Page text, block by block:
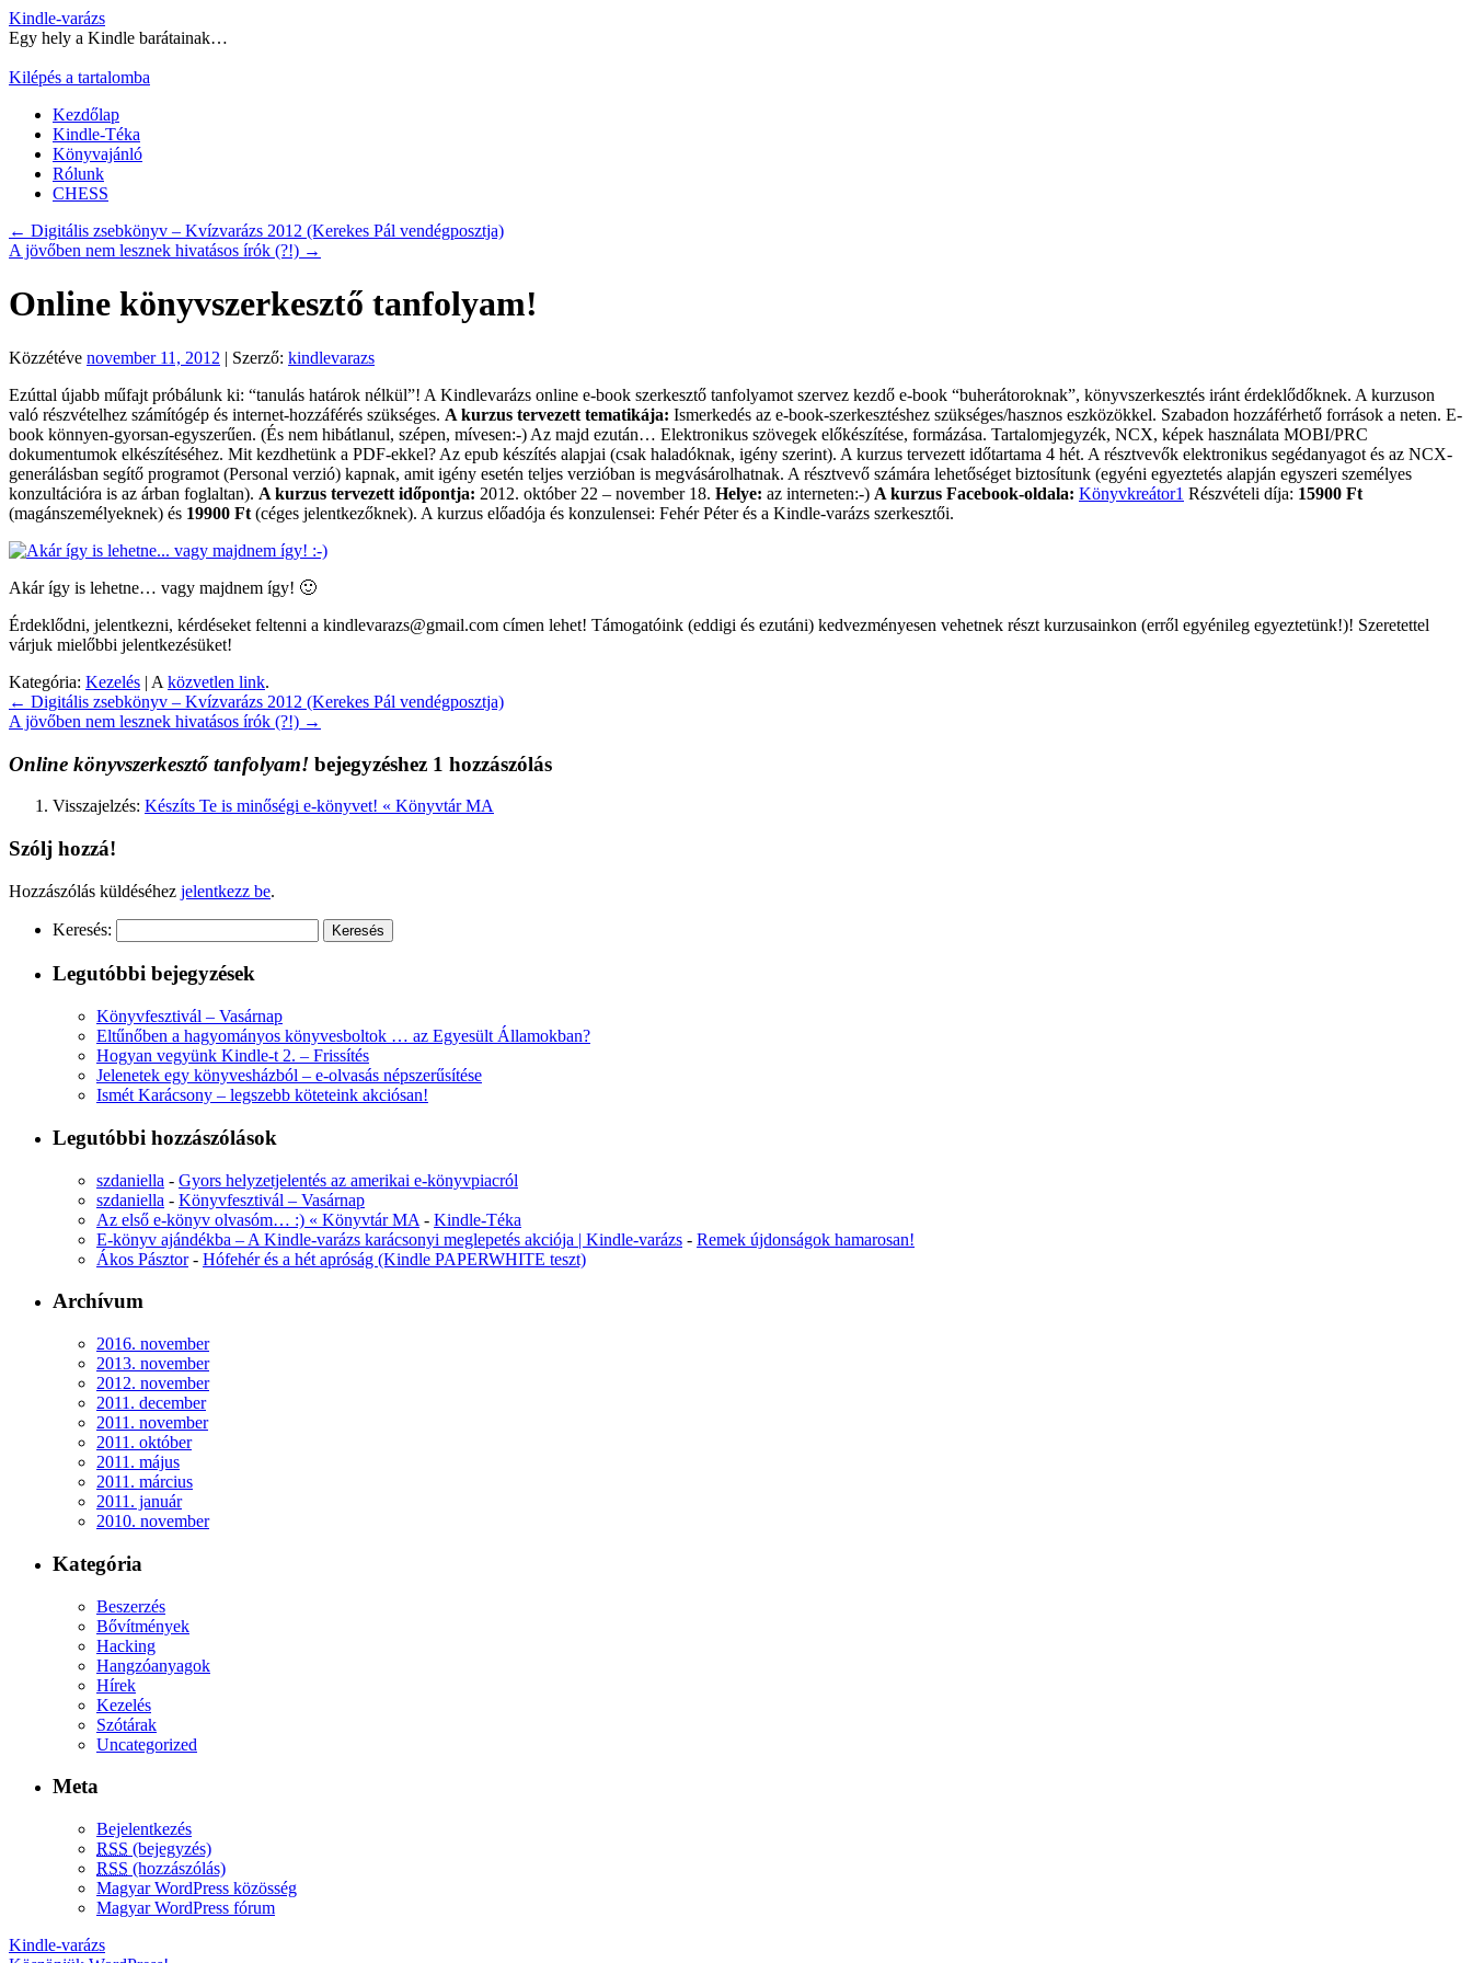
Kindle-varázs
Egy hely a Kindle barátainak…
Kilépés a tartalomba
Kezdőlap
Kindle-Téka
Könyvajánló
Rólunk
CHESS
← Digitális zsebkönyv – Kvízvarázs 2012 (Kerekes Pál vendégposztja)
A jövőben nem lesznek hivatásos írók (?!) →
Online könyvszerkesztő tanfolyam!
Közzétéve november 11, 2012 | Szerző: kindlevarazs
Ezúttal újabb műfajt próbálunk ki: “tanulás határok nélkül”! A Kindlevarázs online e-book szerkesztő tanfolyamot szervez kezdő e-book “buherátoroknak”, könyvszerkesztés iránt érdeklődőknek. A kurzuson
való részvételhez számítógép és internet-hozzáférés szükséges. A kurzus tervezett tematikája: Ismerkedés az e-book-szerkesztéshez szükséges/hasznos eszközökkel. Szabadon hozzáférhető források a neten. E-
book könnyen-gyorsan-egyszerűen. (És nem hibátlanul, szépen, mívesen:-) Az majd ezután… Elektronikus szövegek előkészítése, formázása. Tartalomjegyzék, NCX, képek használata MOBI/PRC
dokumentumok elkészítéséhez. Mit kezdhetünk a PDF-ekkel? Az epub készítés alapjai (csak haladóknak, igény szerint). A kurzus tervezett időtartama 4 hét. A résztvevők elektronikus segédanyagot és az NCX-
generálásban segítő programot (Personal verzió) kapnak, amit igény esetén teljes verzióban is megvásárolhatnak. A résztvevő számára lehetőséget biztosítunk (egyéni egyeztetés alapján egyszeri személyes
konzultációra is az árban foglaltan). A kurzus tervezett időpontja: 2012. október 22 – november 18. Helye: az interneten:-) A kurzus Facebook-oldala: Könyvkreátor1 Részvételi díja: 15900 Ft
(magánszemélyeknek) és 19900 Ft (céges jelentkezőknek). A kurzus előadója és konzulensei: Fehér Péter és a Kindle-varázs szerkesztői.
Akár így is lehetne… vagy majdnem így! 🙂
Érdeklődni, jelentkezni, kérdéseket feltenni a kindlevarazs@gmail.com címen lehet! Támogatóink (eddigi és ezutáni) kedvezményesen vehetnek részt kurzusainkon (erről egyénileg egyeztetünk!)! Szeretettel
várjuk mielőbbi jelentkezésüket!
Kategória: Kezelés | A közvetlen link.
← Digitális zsebkönyv – Kvízvarázs 2012 (Kerekes Pál vendégposztja)
A jövőben nem lesznek hivatásos írók (?!) →
Online könyvszerkesztő tanfolyam! bejegyzéshez 1 hozzászólás
Visszajelzés: Készíts Te is minőségi e-könyvet! « Könyvtár MA
Szólj hozzá!
Hozzászólás küldéséhez jelentkezz be.
Keresés:
Legutóbbi bejegyzések
Könyvfesztivál – Vasárnap
Eltűnőben a hagyományos könyvesboltok … az Egyesült Államokban?
Hogyan vegyünk Kindle-t 2. – Frissítés
Jelenetek egy könyvesházból – e-olvasás népszerűsítése
Ismét Karácsony – legszebb köteteink akciósan!
Legutóbbi hozzászólások
szdaniella - Gyors helyzetjelentés az amerikai e-könyvpiacról
szdaniella - Könyvfesztivál – Vasárnap
Az első e-könyv olvasóm… :) « Könyvtár MA - Kindle-Téka
E-könyv ajándékba – A Kindle-varázs karácsonyi meglepetés akciója | Kindle-varázs - Remek újdonságok hamarosan!
Ákos Pásztor- Hófehér és a hét apróság (Kindle PAPERWHITE teszt)
Archívum
2016. november
2013. november
2012. november
2011. december
2011. november
2011. október
2011. május
2011. március
2011. január
2010. november
Kategória
Beszerzés
Bővítmények
Hacking
Hangzóanyagok
Hírek
Kezelés
Szótárak
Uncategorized
Meta
Bejelentkezés
RSS (bejegyzés)
RSS (hozzászólás)
Magyar WordPress közösség
Magyar WordPress fórum
Kindle-varázs